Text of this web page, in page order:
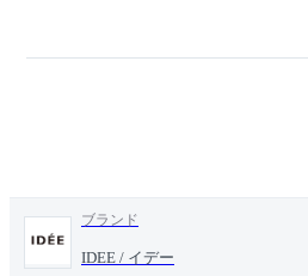
ブランド
IDEE / イデー